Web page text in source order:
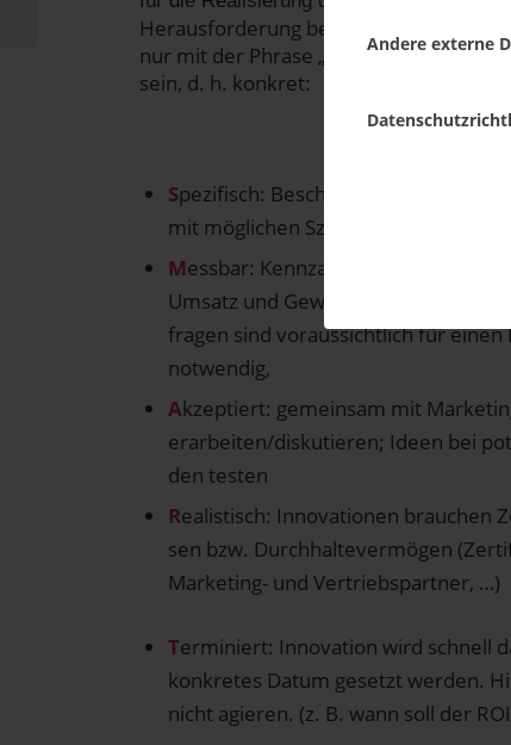
Andere externe
Her­aus­for­de­rung besteht auch in der
nur mit der Phra­se „wir wol­len mehr
sein, d. h. konkret:
​Spezi­fisch: Beschrei­ben Sie Ihren
mit mög­li­chen Sze­na­ri­en – ggf.
Mess­bar: Kenn­zah­len fest­le­gen –
Umsatz und Gewinn sein; wie vie­le
fra­gen sind vor­aus­sicht­lich für einen
notwendig,
Akzep­tiert: gemein­sam mit
erarbeiten/diskutieren; Ideen bei
den testen
Realis­tisch: Inno­va­tio­nen brau­chen
sen bzw. Durch­hal­te­ver­mö­gen
Marketing- und Vertriebspartner, …)
Termi­niert: Inno­va­ti­on wird schnell
kon­kre­tes Datum gesetzt wer­den.
nicht agie­ren. (z. B. wann soll der